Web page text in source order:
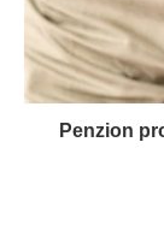
Penzion